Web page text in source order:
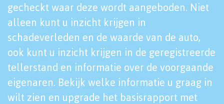
gecheckt waar deze wordt aangeboden. Niet
alleen kunt u inzicht krijgen in
schadeverleden en de waarde van de auto,
ook kunt u inzicht krijgen in de geregistreerde
tellerstand en informatie over de voorgaande
eigenaren. Bekijk welke informatie u graag in
wilt zien en upgrade het basisrapport met